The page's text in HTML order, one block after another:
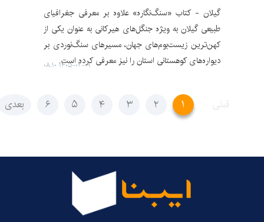
گیلان - کتاب «سنگ‌نگاره» علاوه بر معرفی جغرافیای
طبیعی گیلان به ویژه جنگل‌های هیرکانی به عنوان یکی از
کهن‌ترین زیست‌بوم‌های جهان، مسیرهای سنگ‌نوردی بر
دیواره‌های کوهستانی استان را نیز معرفی کرده است.
۱۴۰۵-۰۲-۰۹ ۰۸:۱۰
قبلی ۱ ۲ ۳ ۴ ۵ ۶ بعدی